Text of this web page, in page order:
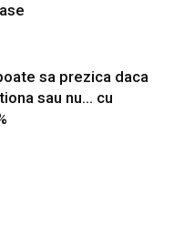
sa prezica daca
sau nu… cu